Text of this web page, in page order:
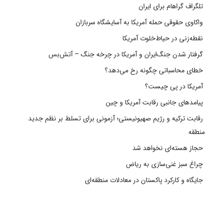
تلگراف گراهام برای ایران
واکاوی حقوقی حمله آمریکا به آسایشگاه سربازان
نقطه‌زنی در حیاط‌خلوت آمریکا
گرفتار شدن جنگ‌ایران و آمریکا در چرخه جنگ – آتش‌بس
خطای محاسباتی چگونه رخ می‌دهد؟
آمریکا در پی چیست؟
پیامدهای جانبی رقابت آمریکا و چین
رقابت ترکیه و رژیم صهیونیستی؛ آزمونی برای تسلط بر نظم جدید
منطقه
حجاز هسته‌ای نخواهد شد
چراغ سبز غنی‌سازی به ریاض
جایگاه و کارکرد پاکستان در معادلات منطقه‌ای